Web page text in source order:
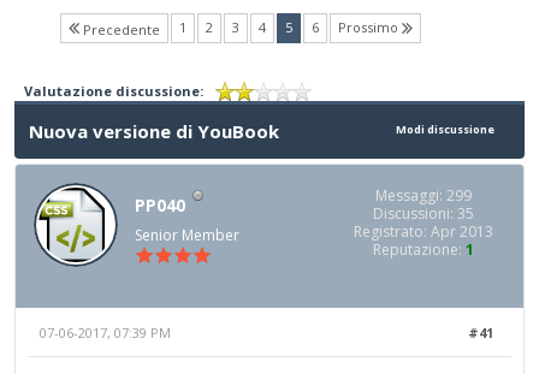
Precedente 1 2 3 4 5(current)
6 Prossimo
Valutazione discussione:
Modi discussione
Nuova versione di YouBook
PP040
Senior Member
Messaggi: 299
Discussioni: 35
Registrato: Apr 2013
Reputazione: 1
#41
07-06-2017, 07:39 PM